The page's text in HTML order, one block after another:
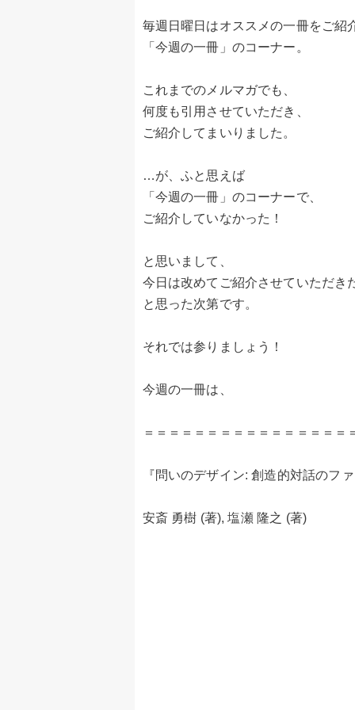
毎週日曜日はオススメの一冊をご紹
「今週の一冊」のコーナー。
これまでのメルマガでも、
何度も引用させていただき、
ご紹介してまいりました。
…が、ふと思えば
「今週の一冊」のコーナーで、
ご紹介していなかった！
と思いまして、
今日は改めてご紹介させていただき
と思った次第です。
それでは参りましょう！
今週の一冊は、
＝＝＝＝＝＝＝＝＝＝＝＝＝＝＝＝
『問いのデザイン: 創造的対話のフ
安斎 勇樹 (著), 塩瀬 隆之 (著)